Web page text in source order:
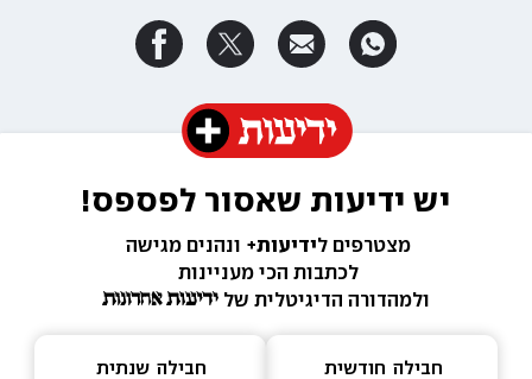
יש ידיעות שאסור לפספס!
מצטרפים לידיעות+ ונהנים מגישה
לכתבות הכי מעניינות
ולמהדורה הדיגיטלית של
חבילה חודשית חבילה שנתית